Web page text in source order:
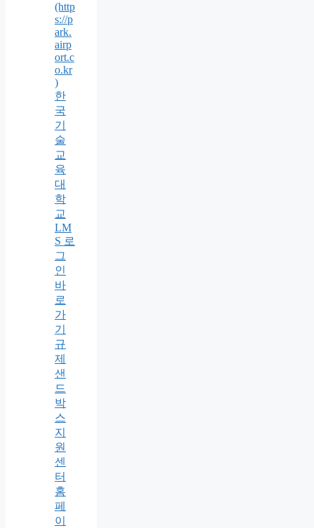
(http
s://p
ark.
airp
ort.c
o.kr
)
한
국
기
술
교
육
대
학
교
LM
S 로
그
인
바
로
가
기
규
제
샌
드
박
스
지
원
센
터
홈
페
이